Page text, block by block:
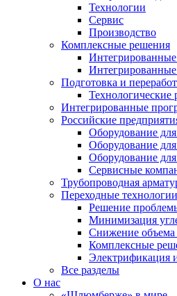
Технологии
Сервис
Производство
Комплексные решения
Подготовка и
Технологические
Интегрированные
Российские
Оборудование
Оборудование
Оборудование
Сервисные
Трубопроводная
Переходные технологии
Решение
Минимизация
Снижение объема
Комплексные
Электрификация
Все разделы
О нас